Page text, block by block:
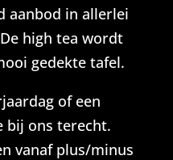
aanbod in allerlei
high tea wordt
gedekte tafel.
of een
bij ons terecht.
vanaf plus/minus